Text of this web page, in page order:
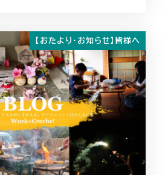
【おたより・お知らせ】皆様へ